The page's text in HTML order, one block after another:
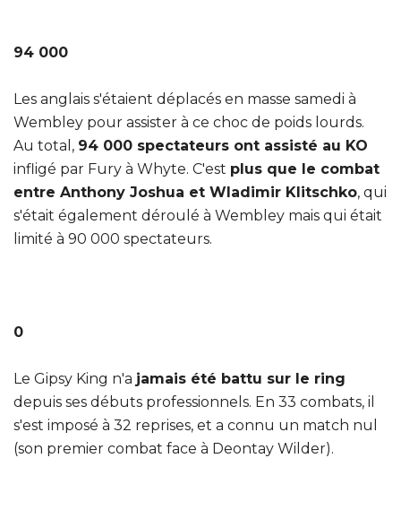
94 000
Les anglais s'étaient déplacés en masse samedi à
Wembley pour assister à ce choc de poids lourds.
Au total, 94 000 spectateurs ont assisté au KO
infligé par Fury à Whyte. C'est plus que le combat
entre Anthony Joshua et Wladimir Klitschko, qui
s'était également déroulé à Wembley mais qui était
limité à 90 000 spectateurs.
0
Le Gipsy King n'a jamais été battu sur le ring
depuis ses débuts professionnels. En 33 combats, il
s'est imposé à 32 reprises, et a connu un match nul
(son premier combat face à Deontay Wilder).